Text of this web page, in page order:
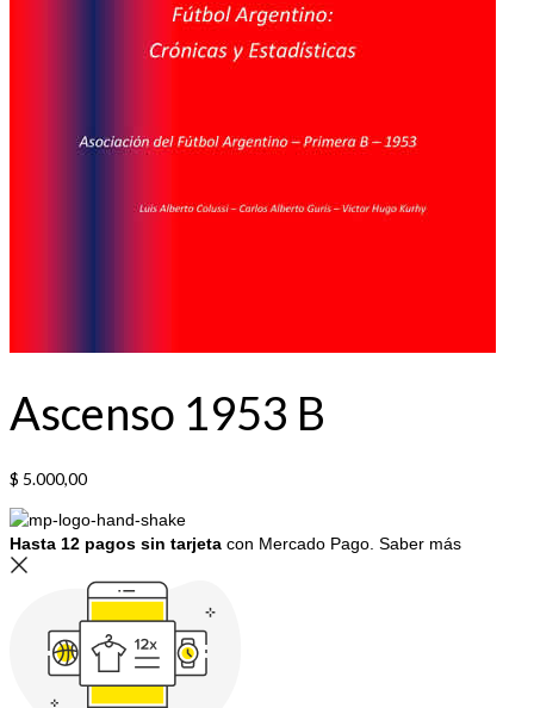
Ascenso 1953 B
$ 5.000,00
Hasta 12 pagos sin tarjeta con Mercado Pago. Saber más